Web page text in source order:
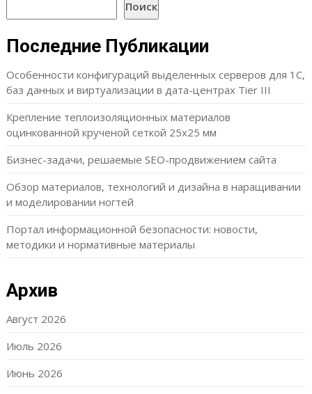
Поиск
Последние Публикации
Особенности конфигураций выделенных серверов для 1С,
баз данных и виртуализации в дата-центрах Tier III
Крепление теплоизоляционных материалов
оцинкованной крученой сеткой 25х25 мм
Бизнес-задачи, решаемые SEO-продвижением сайта
Обзор материалов, технологий и дизайна в наращивании
и моделировании ногтей
Портал информационной безопасности: новости,
методики и нормативные материалы
Архив
Август 2026
Июль 2026
Июнь 2026